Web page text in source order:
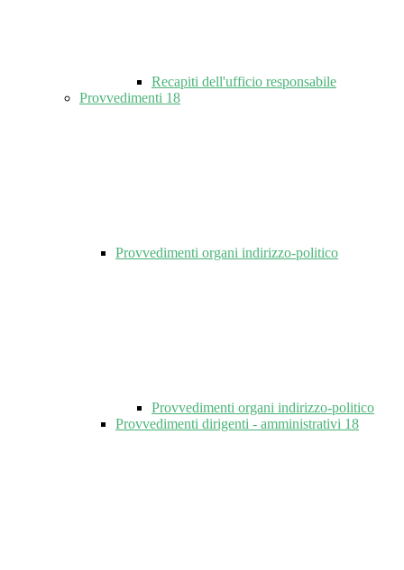
Recapiti dell'ufficio responsabile
Provvedimenti 18
Provvedimenti organi indirizzo-politico
Provvedimenti organi indirizzo-politico
Provvedimenti dirigenti - amministrativi 18